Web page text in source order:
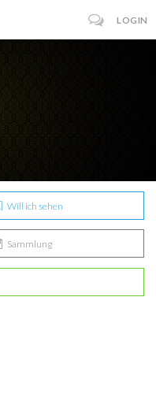
LOGIN
Will ich sehen
Sammlung